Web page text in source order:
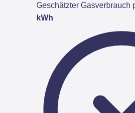
Geschätzter Gasverbrauch
kWh